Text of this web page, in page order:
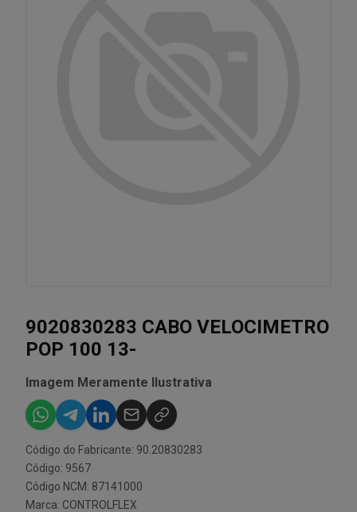
9020830283 CABO VELOCIMETRO
POP 100 13-
Imagem Meramente Ilustrativa
Código do Fabricante: 90.20830283
Código: 9567
Código NCM: 87141000
Marca: CONTROLFLEX